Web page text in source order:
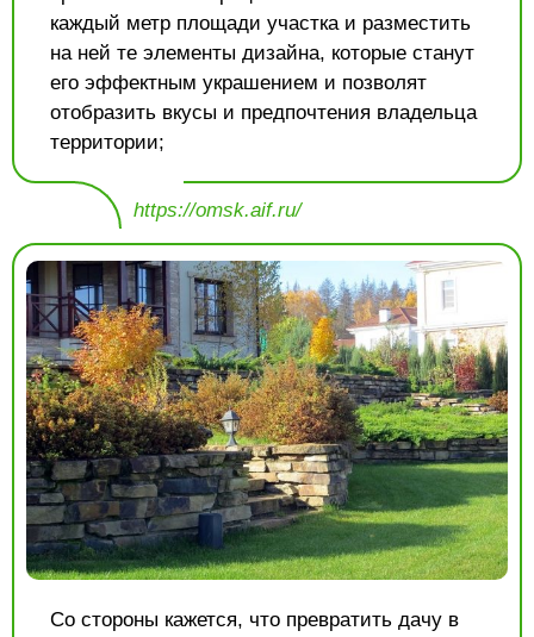
каждый метр площади участка и разместить
на ней те элементы дизайна, которые станут
его эффектным украшением и позволят
отобразить вкусы и предпочтения владельца
территории;
https://omsk.aif.ru/
Со стороны кажется, что превратить дачу в